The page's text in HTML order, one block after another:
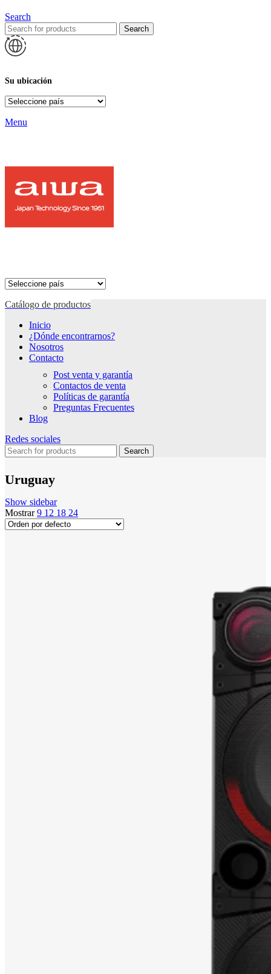
Search
Search
Su ubicación
Menu
Catálogo de productos
Inicio
¿Dónde encontrarnos?
Nosotros
Contacto
Post venta y garantía
Contactos de venta
Políticas de garantía
Preguntas Frecuentes
Blog
Redes sociales
Search
Uruguay
Show sidebar
Mostrar9 12 18 24